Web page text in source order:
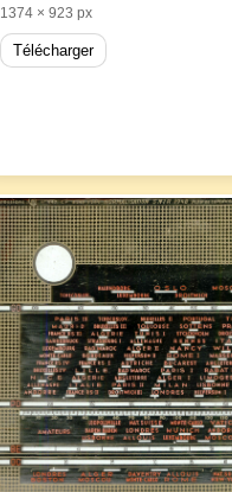
1374 × 923 px
Télécharger